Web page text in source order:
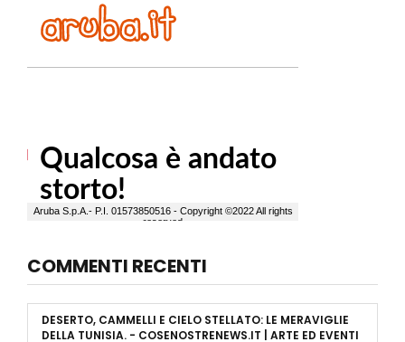
COMMENTI RECENTI
DESERTO, CAMMELLI E CIELO STELLATO: LE MERAVIGLIE
DELLA TUNISIA. - COSENOSTRENEWS.IT | ARTE ED EVENTI